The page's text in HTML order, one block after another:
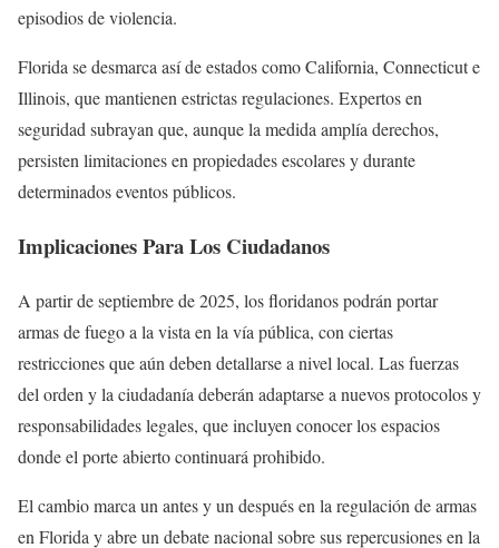
episodios de violencia.
Florida se desmarca así de estados como California, Connecticut e
Illinois, que mantienen estrictas regulaciones. Expertos en
seguridad subrayan que, aunque la medida amplía derechos,
persisten limitaciones en propiedades escolares y durante
determinados eventos públicos.
Implicaciones Para Los Ciudadanos
A partir de septiembre de 2025, los floridanos podrán portar
armas de fuego a la vista en la vía pública, con ciertas
restricciones que aún deben detallarse a nivel local. Las fuerzas
del orden y la ciudadanía deberán adaptarse a nuevos protocolos y
responsabilidades legales, que incluyen conocer los espacios
donde el porte abierto continuará prohibido.
El cambio marca un antes y un después en la regulación de armas
en Florida y abre un debate nacional sobre sus repercusiones en la